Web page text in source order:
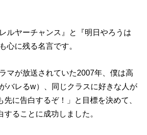
ルヤーチャンス』と『明日やろうは
心に残る名言です。
マが放送されていた2007年、僕は高
バレるw）、同じクラスに好きな人が
先に告白するぞ！」と目標を決めて、
ることに成功しました。